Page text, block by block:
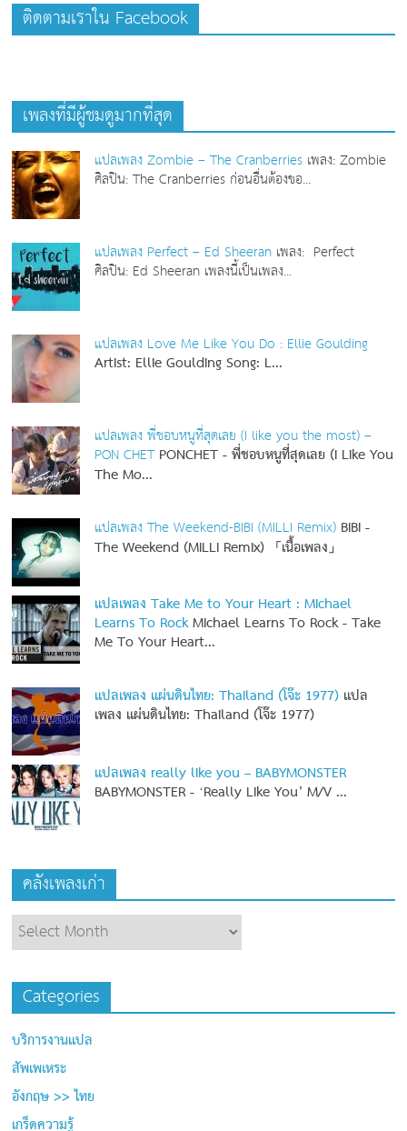
ติดตามเราใน Facebook
เพลงที่มีผู้ชมดูมากที่สุด
แปลเพลง Zombie – The Cranberries เพลง: Zombie
ศิลปิน: The Cranberries ก่อนอื่นต้องขอ...
แปลเพลง Perfect – Ed Sheeran เพลง: Perfect
ศิลปิน: Ed Sheeran เพลงนี้เป็นเพลง...
แปลเพลง Love Me Like You Do : Ellie Goulding
Artist: Ellie GouldingSong: L...
แปลเพลง พี่ชอบหนูที่สุดเลย (I like you the most) –
PON CHET PONCHET - พี่ชอบหนูที่สุดเลย (I Like You
The Mo...
แปลเพลง The Weekend-BIBI (MILLI Remix) BIBI -
The Weekend (MILLI Remix) 「เนื้อเพลง」
แปลเพลง Take Me to Your Heart : Michael
Learns To RockMichael Learns To Rock - Take
Me To Your Heart...
แปลเพลง แผ่นดินไทย: Thailand (โจ๊ะ 1977) แปล
เพลง แผ่นดินไทย: Thailand (โจ๊ะ 1977)
แปลเพลง really like you – BABYMONSTER
BABYMONSTER - ‘Really Like You’ M/V ...
คลังเพลงเก่า
Categories
บริการงานแปล
สัพเพเหระ
อังกฤษ >> ไทย
เกร็ดความรู้